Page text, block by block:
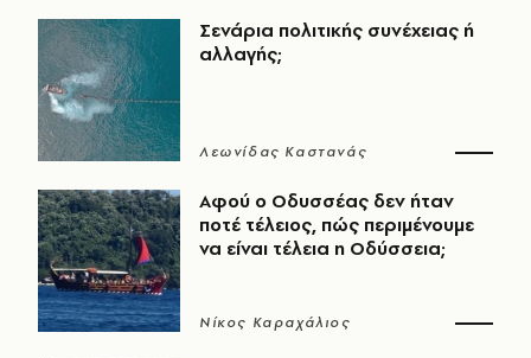
Σενάρια πολιτικής συνέχειας ή
αλλαγής;
Λεωνίδας Καστανάς
Αφού ο Οδυσσέας δεν ήταν
ποτέ τέλειος, πώς περιμένουμε
να είναι τέλεια η Οδύσσεια;
Νίκος Καραχάλιος